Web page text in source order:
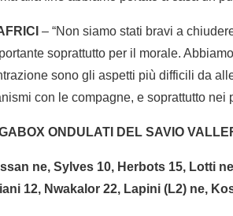
– “Non siamo stati bravi a
soprattutto per il morale.
sono gli aspetti più difficili da
con le compagne, e soprattutto nei
ONDULATI DEL SAVIO
ne, Sylves 10, Herbots 15, Lotti
12, Nwakalor 22, Lapini (L2) ne,